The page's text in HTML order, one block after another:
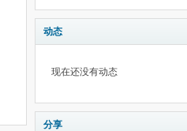
动态
现在还没有动态
分享